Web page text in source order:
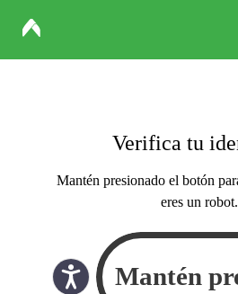
Verifica tu
Mantén presionado el botón
eres un robot.